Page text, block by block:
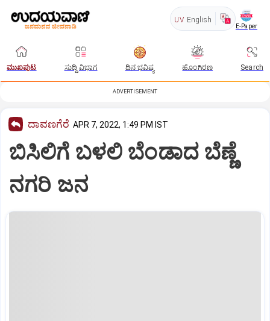
UV English
E-Paper
ಮುಖಪುಟ ಸುದ್ದಿ ವಿಭಾಗ ದಿನ ಭವಿಷ್ಯ ಹೊಂಗಿರಣ Search
ADVERTISEMENT
ದಾವಣಗೆರೆ APR 7, 2022, 1:49 PM IST
ಬಿಸಿಲಿಗೆ ಬಳಲಿ ಬೆಂಡಾದ ಬೆಣ್ಣೆ
ನಗರಿ ಜನ